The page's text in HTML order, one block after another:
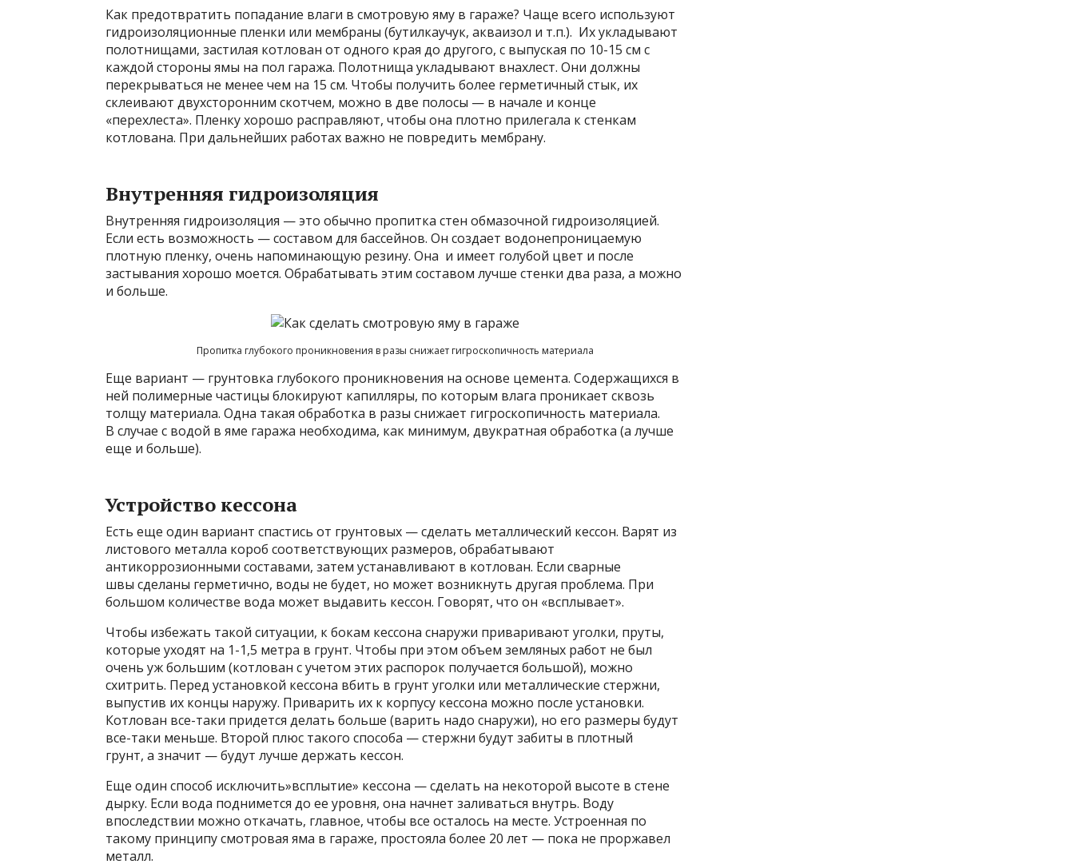
Как предотвратить попадание влаги в смотровую яму в гараже? Чаще всего используют
гидроизоляционные пленки или мембраны (бутилкаучук, акваизол и т.п.). Их укладывают
полотнищами, застилая котлован от одного края до другого, с выпуская по 10-15 см с
каждой стороны ямы на пол гаража. Полотнища укладывают внахлест. Они должны
перекрываться не менее чем на 15 см. Чтобы получить более герметичный стык, их
склеивают двухсторонним скотчем, можно в две полосы — в начале и конце
«перехлеста». Пленку хорошо расправляют, чтобы она плотно прилегала к стенкам
котлована. При дальнейших работах важно не повредить мембрану.
Внутренняя гидроизоляция
Внутренняя гидроизоляция — это обычно пропитка стен обмазочной гидроизоляцией.
Если есть возможность — составом для бассейнов. Он создает водонепроницаемую
плотную пленку, очень напоминающую резину. Она и имеет голубой цвет и после
застывания хорошо моется. Обрабатывать этим составом лучше стенки два раза, а можно
и больше.
Пропитка глубокого проникновения в разы снижает гигроскопичность материала
Еще вариант — грунтовка глубокого проникновения на основе цемента. Содержащихся в
ней полимерные частицы блокируют капилляры, по которым влага проникает сквозь
толщу материала. Одна такая обработка в разы снижает гигроскопичность материала.
В случае с водой в яме гаража необходима, как минимум, двукратная обработка (а лучше
еще и больше).
Устройство кессона
Есть еще один вариант спастись от грунтовых — сделать металлический кессон. Варят из
листового металла короб соответствующих размеров, обрабатывают
антикоррозионными составами, затем устанавливают в котлован. Если сварные
швы сделаны герметично, воды не будет, но может возникнуть другая проблема. При
большом количестве вода может выдавить кессон. Говорят, что он «всплывает».
Чтобы избежать такой ситуации, к бокам кессона снаружи приваривают уголки, пруты,
которые уходят на 1-1,5 метра в грунт. Чтобы при этом объем земляных работ не был
очень уж большим (котлован с учетом этих распорок получается большой), можно
схитрить. Перед установкой кессона вбить в грунт уголки или металлические стержни,
выпустив их концы наружу. Приварить их к корпусу кессона можно после установки.
Котлован все-таки придется делать больше (варить надо снаружи), но его размеры будут
все-таки меньше. Второй плюс такого способа — стержни будут забиты в плотный
грунт, а значит — будут лучше держать кессон.
Еще один способ исключить»всплытие» кессона — сделать на некоторой высоте в стене
дырку. Если вода поднимется до ее уровня, она начнет заливаться внутрь. Воду
впоследствии можно откачать, главное, чтобы все осталось на месте. Устроенная по
такому принципу смотровая яма в гараже, простояла более 20 лет — пока не проржавел
металл.